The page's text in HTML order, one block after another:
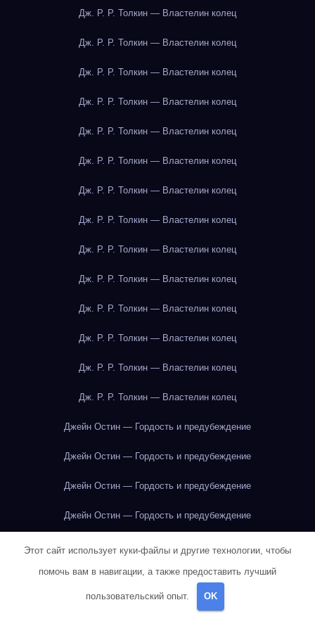
Дж. Р. Р. Толкин — Властелин колец
Дж. Р. Р. Толкин — Властелин колец
Дж. Р. Р. Толкин — Властелин колец
Дж. Р. Р. Толкин — Властелин колец
Дж. Р. Р. Толкин — Властелин колец
Дж. Р. Р. Толкин — Властелин колец
Дж. Р. Р. Толкин — Властелин колец
Дж. Р. Р. Толкин — Властелин колец
Дж. Р. Р. Толкин — Властелин колец
Дж. Р. Р. Толкин — Властелин колец
Дж. Р. Р. Толкин — Властелин колец
Дж. Р. Р. Толкин — Властелин колец
Дж. Р. Р. Толкин — Властелин колец
Дж. Р. Р. Толкин — Властелин колец
Джейн Остин — Гордость и предубеждение
Джейн Остин — Гордость и предубеждение
Джейн Остин — Гордость и предубеждение
Джейн Остин — Гордость и предубеждение
Джейн Остин — Гордость и предубеждение
Джейн Остин — Гордость и предубеждение
Этот сайт использует куки-файлы и другие технологии, чтобы
помочь вам в навигации, а также предоставить лучший
пользовательский опыт. OK